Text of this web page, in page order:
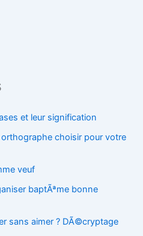
et leur signification
choisir pour votre
veuf
baptÃªme bonne
sans aimer ? DÃ©cryptage